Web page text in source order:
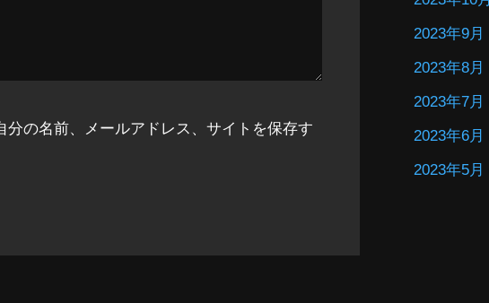
の名前、メールアドレス、サイトを保存す
2023年9月
2023年8月
2023年7月
2023年6月
2023年5月